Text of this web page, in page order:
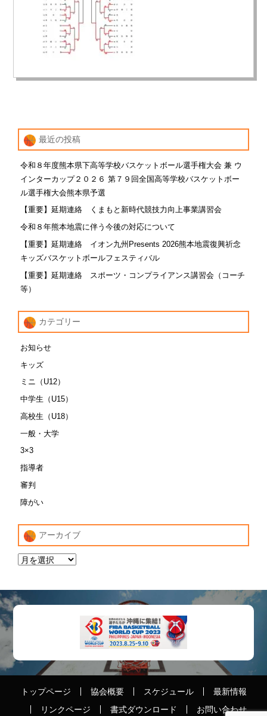
最近の投稿
令和８年度熊本県下高等学校バスケットボール選手権大会 兼 ウ
インターカップ２０２６ 第７９回全国高等学校バスケットボー
ル選手権大会熊本県予選
【重要】延期連絡 くまもと新時代競技力向上事業講習会
令和８年熊本地震に伴う今後の対応について
【重要】延期連絡 イオン九州Presents 2026熊本地震復興祈念
キッズバスケットボールフェスティバル
【重要】延期連絡 スポーツ・コンプライアンス講習会（コーチ
等）
カテゴリー
お知らせ
キッズ
ミニ（U12）
中学生（U15）
高校生（U18）
一般・大学
3×3
指導者
審判
障がい
アーカイブ
トップページ 協会概要 スケジュール
最新情報
リンクページ
書式ダウンロード お問い合わせ